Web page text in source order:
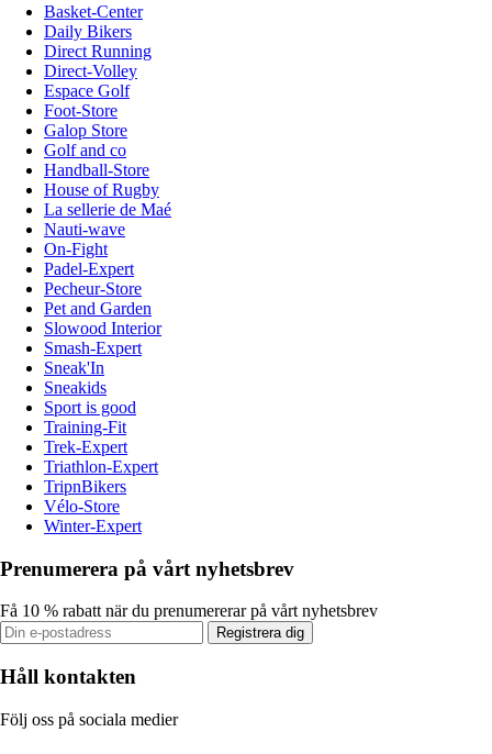
Basket-Center
Daily Bikers
Direct Running
Direct-Volley
Espace Golf
Foot-Store
Galop Store
Golf and co
Handball-Store
House of Rugby
La sellerie de Maé
Nauti-wave
On-Fight
Padel-Expert
Pecheur-Store
Pet and Garden
Slowood Interior
Smash-Expert
Sneak'In
Sneakids
Sport is good
Training-Fit
Trek-Expert
Triathlon-Expert
TripnBikers
Vélo-Store
Winter-Expert
Prenumerera på vårt nyhetsbrev
Få 10 % rabatt när du prenumererar på vårt nyhetsbrev
Registrera dig
Håll kontakten
Följ oss på sociala medier